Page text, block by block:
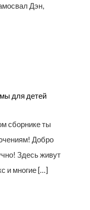
Дэн,
для детей
сборнике ты
Добро
Здесь живут
и многие […]